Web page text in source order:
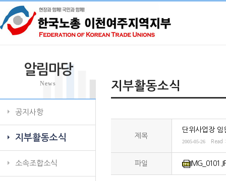
알림마당
News
공지사항
지부활동소식
소속조합소식
지부활동소식
제목
단위사업장 임
2005-05-26 Read
파일